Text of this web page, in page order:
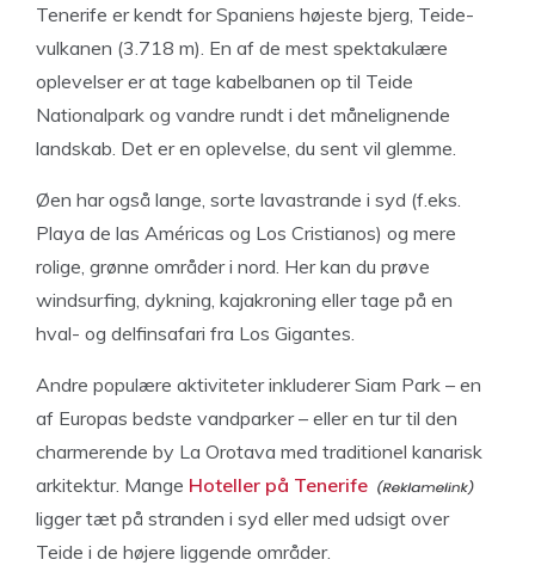
Tenerife er kendt for Spaniens højeste bjerg, Teide-
vulkanen (3.718 m). En af de mest spektakulære
oplevelser er at tage kabelbanen op til Teide
Nationalpark og vandre rundt i det månelignende
landskab. Det er en oplevelse, du sent vil glemme.
Øen har også lange, sorte lavastrande i syd (f.eks.
Playa de las Américas og Los Cristianos) og mere
rolige, grønne områder i nord. Her kan du prøve
windsurfing, dykning, kajakroning eller tage på en
hval- og delfinsafari fra Los Gigantes.
Andre populære aktiviteter inkluderer Siam Park – en
af Europas bedste vandparker – eller en tur til den
charmerende by La Orotava med traditionel kanarisk
arkitektur. Mange Hoteller på Tenerife
ligger tæt på stranden i syd eller med udsigt over
Teide i de højere liggende områder.